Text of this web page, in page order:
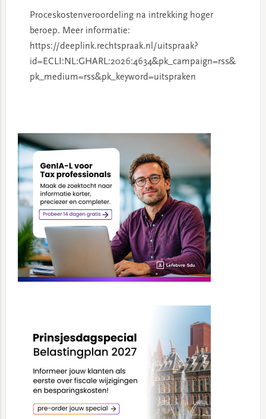
Proceskostenveroordeling na intrekking hoger
beroep. Meer informatie:
https://deeplink.rechtspraak.nl/uitspraak?
id=ECLI:NL:GHARL:2026:4634&pk_campaign=rss&
pk_medium=rss&pk_keyword=uitspraken
Sidebar